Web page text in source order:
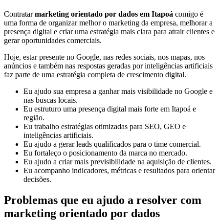
Contratarmarketing orientado por dados em Itapoá comigo é
uma forma de organizar melhor o marketing da empresa, melhorar a
presença digital e criar uma estratégia mais clara para atrair clientes e
gerar oportunidades comerciais.
Hoje, estar presente no Google, nas redes sociais, nos mapas, nos
anúncios e também nas respostas geradas por inteligências artificiais
faz parte de uma estratégia completa de crescimento digital.
Eu ajudo sua empresa a ganhar mais visibilidade no Google e
nas buscas locais.
Eu estruturo uma presença digital mais forte em Itapoá e
região.
Eu trabalho estratégias otimizadas para SEO, GEO e
inteligências artificiais.
Eu ajudo a gerar leads qualificados para o time comercial.
Eu fortaleço o posicionamento da marca no mercado.
Eu ajudo a criar mais previsibilidade na aquisição de clientes.
Eu acompanho indicadores, métricas e resultados para orientar
decisões.
Problemas que eu ajudo a resolver com
marketing orientado por dados